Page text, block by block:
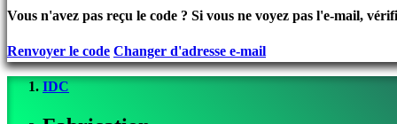
Communauté
Vous n'avez pas reçu le code ? Si vous ne voyez pas l'e-mail,
Renvoyer le code Changer d'adresse e-mail
IDC